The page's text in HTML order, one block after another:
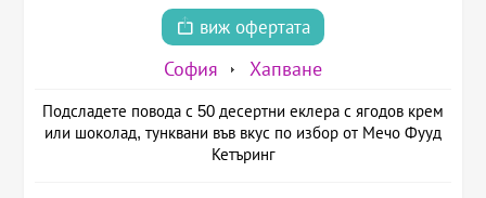
виж офертата
София Хапване
Подсладете повода с 50 десертни еклера с ягодов крем
или шоколад, тунквани във вкус по избор от Мечо Фууд
Кетъринг